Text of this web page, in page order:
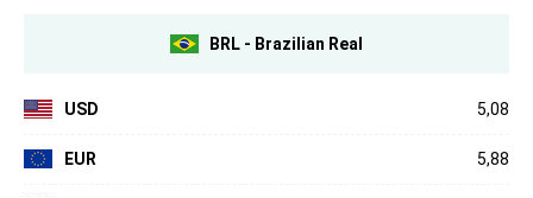
BRL - Brazilian Real
USD 5,08
EUR 5,88